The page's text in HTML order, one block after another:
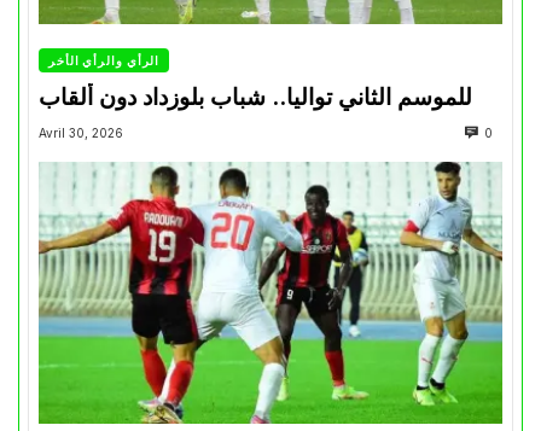
الرأي والرأي الأخر
للموسم الثاني تواليا.. شباب بلوزداد دون ألقاب
Avril 30, 2026 0